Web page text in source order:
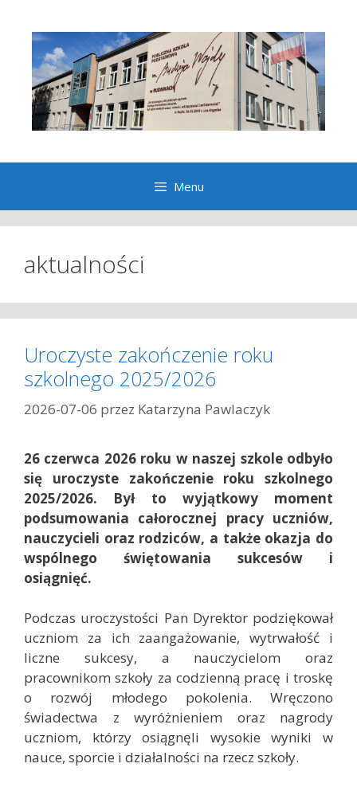
Menu
aktualności
Uroczyste zakończenie roku
szkolnego 2025/2026
2026-07-06 przez Katarzyna Pawlaczyk
26 czerwca 2026 roku w naszej szkole odbyło
się uroczyste zakończenie roku szkolnego
2025/2026. Był to wyjątkowy moment
podsumowania całorocznej pracy uczniów,
nauczycieli oraz rodziców, a także okazja do
wspólnego świętowania sukcesów i
osiągnięć.
Podczas uroczystości Pan Dyrektor podziękował
uczniom za ich zaangażowanie, wytrwałość i
liczne sukcesy, a nauczycielom oraz
pracownikom szkoły za codzienną pracę i troskę
o rozwój młodego pokolenia. Wręczono
świadectwa z wyróżnieniem oraz nagrody
uczniom, którzy osiągnęli wysokie wyniki w
nauce, sporcie i działalności na rzecz szkoły.